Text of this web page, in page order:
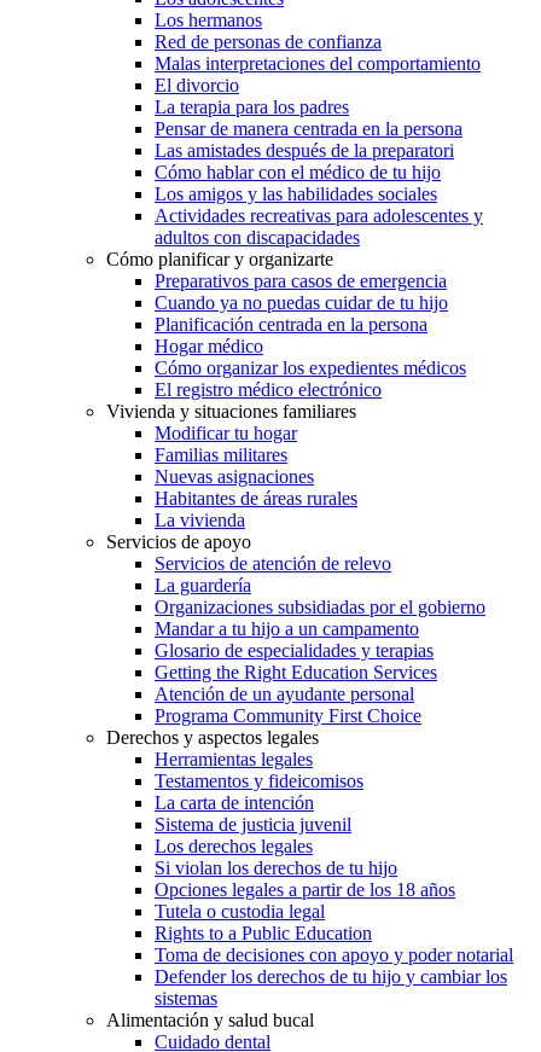
Los hermanos
Red de personas de confianza
Malas interpretaciones del comportamiento
El divorcio
La terapia para los padres
Pensar de manera centrada en la persona
Las amistades después de la preparatori
Cómo hablar con el médico de tu hijo
Los amigos y las habilidades sociales
Actividades recreativas para adolescentes y
adultos con discapacidades
Cómo planificar y organizarte
Preparativos para casos de emergencia
Cuando ya no puedas cuidar de tu hijo
Planificación centrada en la persona
Hogar médico
Cómo organizar los expedientes médicos
El registro médico electrónico
Vivienda y situaciones familiares
Modificar tu hogar
Familias militares
Nuevas asignaciones
Habitantes de áreas rurales
La vivienda
Servicios de apoyo
Servicios de atención de relevo
La guardería
Organizaciones subsidiadas por el gobierno
Mandar a tu hijo a un campamento
Glosario de especialidades y terapias
Getting the Right Education Services
Atención de un ayudante personal
Programa Community First Choice
Derechos y aspectos legales
Herramientas legales
Testamentos y fideicomisos
La carta de intención
Sistema de justicia juvenil
Los derechos legales
Si violan los derechos de tu hijo
Opciones legales a partir de los 18 años
Tutela o custodia legal
Rights to a Public Education
Toma de decisiones con apoyo y poder notarial
Defender los derechos de tu hijo y cambiar los
sistemas
Alimentación y salud bucal
Cuidado dental